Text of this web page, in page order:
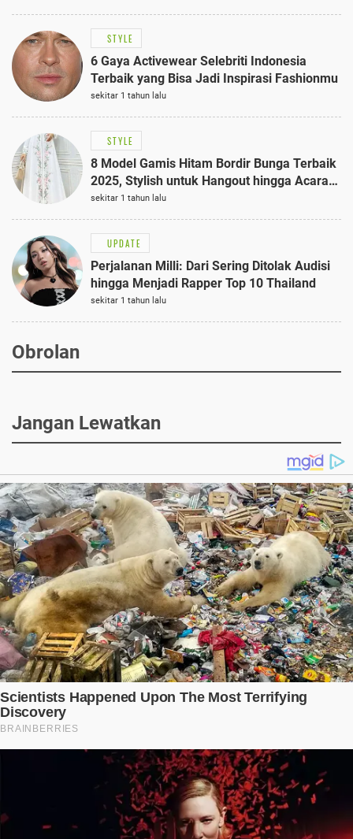
STYLE
6 Gaya Activewear Selebriti Indonesia
Terbaik yang Bisa Jadi Inspirasi Fashionmu
sekitar 1 tahun lalu
STYLE
8 Model Gamis Hitam Bordir Bunga Terbaik
2025, Stylish untuk Hangout hingga Acara
Semi-Formal
sekitar 1 tahun lalu
UPDATE
Perjalanan Milli: Dari Sering Ditolak Audisi
hingga Menjadi Rapper Top 10 Thailand
sekitar 1 tahun lalu
Obrolan
Jangan Lewatkan